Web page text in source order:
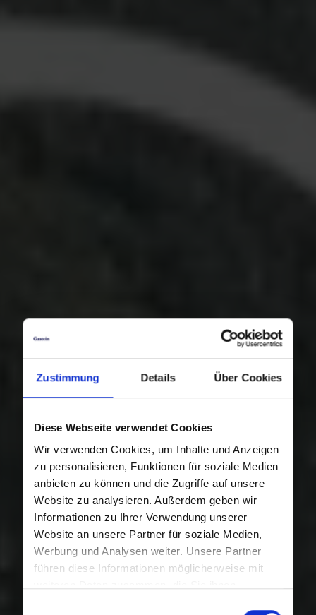
Zustimmung Details Über Cookies
Diese Webseite verwendet Cookies
Wir verwenden Cookies, um Inhalte und Anzeigen
zu personalisieren, Funktionen für soziale Medien
anbieten zu können und die Zugriffe auf unsere
Website zu analysieren. Außerdem geben wir
Informationen zu Ihrer Verwendung unserer
Website an unsere Partner für soziale Medien,
Werbung und Analysen weiter. Unsere Partner
führen diese Informationen möglicherweise mit